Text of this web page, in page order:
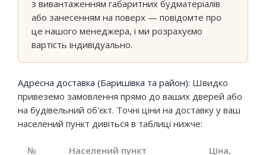
з вивантаженням габаритних будматеріалів
або занесенням на поверх — повідомте про
це нашого менеджера, і ми розрахуємо
вартість індивідуально.
Адресна доставка (Баришівка та район): Швидко
привеземо замовлення прямо до ваших дверей або
на будівельний об'єкт. Точні ціни на доставку у ваш
населений пункт дивіться в таблиці нижче:
№ Населений пункт Ціна,